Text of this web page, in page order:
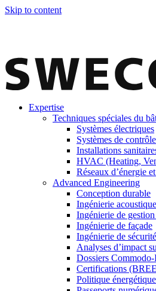
Skip to content
Expertise
Techniques spéciales du
Systèmes électriques
Systèmes de
Installations
HVAC (Heating,
Réseaux d’énergie
Advanced Engineering
Conception durable
Ingénierie
Ingénierie de gestion
Ingénierie de façade
Ingénierie de
Analyses d’impact
Dossiers
Certifications
Politique